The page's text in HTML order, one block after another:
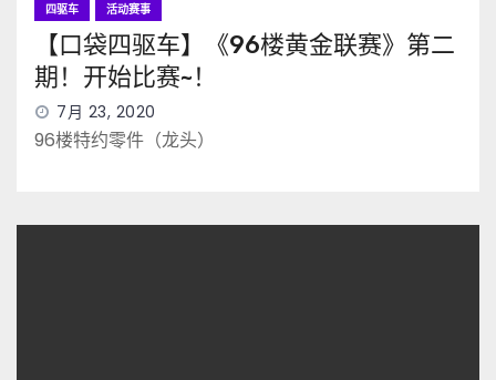
四驱车 活动赛事
【口袋四驱车】《96楼黄金联赛》第二
期！开始比赛~！
7月 23, 2020
96楼特约零件（龙头）